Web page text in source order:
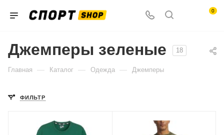
0
Джемперы зеленые 18
Главная — Каталог — Одежда — Джемперы
ФИЛЬТР